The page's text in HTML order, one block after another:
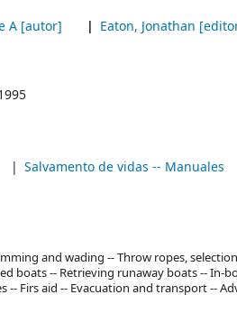
A [autor] Eaton, Jonathan
Salvamento de vidas -- Manuales
and wading -- Throw ropes,
boats -- Retrieving runaway boats -- In-
Firs aid -- Evacuation and transport --